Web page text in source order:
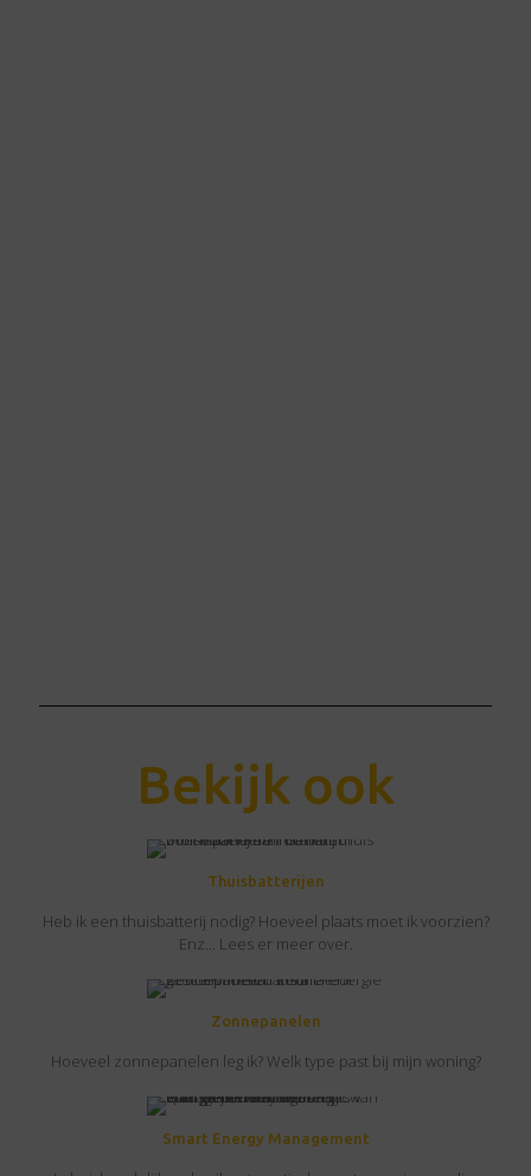
Bekijk ook
Thuisbatterijen
Heb ik een thuisbatterij nodig? Hoeveel plaats moet ik voorzien?
Enz... Lees er meer over.
Zonnepanelen
Hoeveel zonnepanelen leg ik? Welk type past bij mijn woning?
Smart Energy Management